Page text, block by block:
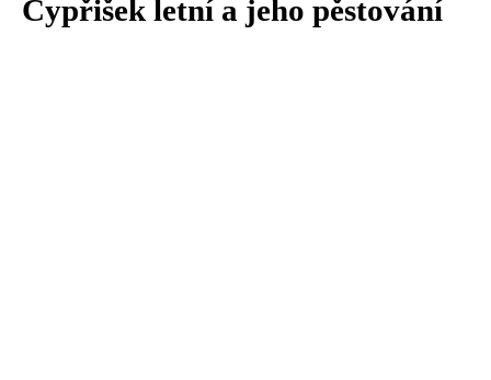
Cypřišek letní a jeho pěstování